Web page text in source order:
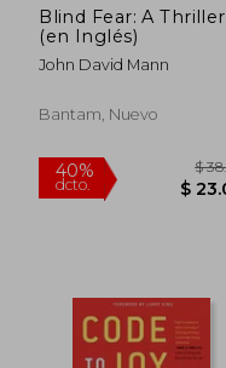
Blind Fear: A Thriller
(en Inglés)
John David Mann
Bantam, Nuevo